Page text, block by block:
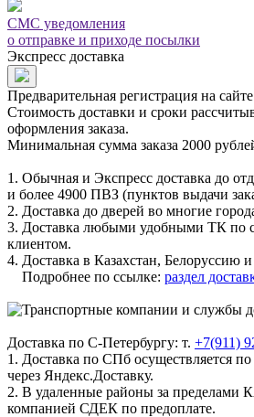
СМС уведомления
о отправке и приходе посылки
Экспресс доставка
Предварительная регистрация на сайте
Стоимость доставки и сроки
оформления заказа.
Минимальная сумма заказа 2000
1. Обычная и Экспресс доставка до
и более 4900 ПВЗ (пунктов выдачи
2. Доставка до дверей во многие
3. Доставка любыми удобными ТК по
клиентом.
4. Доставка в Казахстан, Белоруссию
Подробнее по ссылке: раздел
Доставка по С-Петербургу: т. +7(911)
1. Доставка по СПб осуществляется по
через Яндекс.Доставку.
2. В удаленные районы за пределами
компанией СДЕК по предоплате.